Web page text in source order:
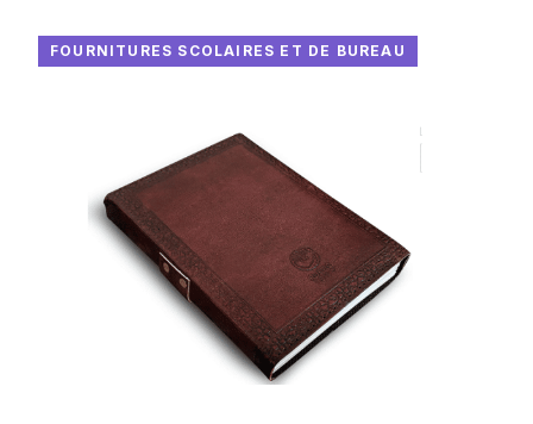
FOURNITURES SCOLAIRES ET DE BUREAU